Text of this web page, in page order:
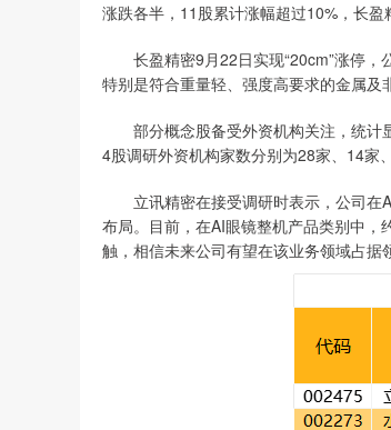
涨跌各半，11股累计涨幅超过10%，长
长盈精密9月22日实现“20cm”涨停，
特别是符合重量轻、强度高要求的金属及
部分概念股备受外资机构关注，统计
4股调研外资机构家数分别为28家、14家
立讯精密在接受调研时表示，公司在
布局。目前，在AI眼镜整机产品类别中
触，相信未来公司有望在该业务领域占据